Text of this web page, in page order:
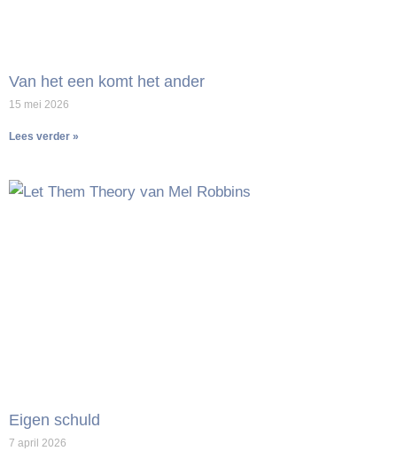
Van het een komt het ander
15 mei 2026
Lees verder »
Eigen schuld
7 april 2026